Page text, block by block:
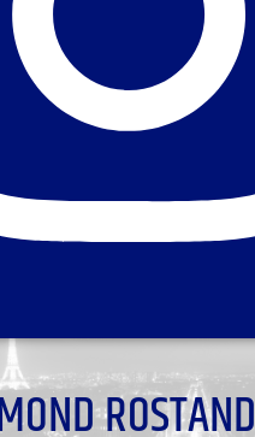
ROSTAND